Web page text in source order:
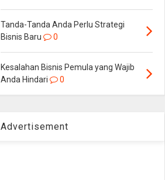
Tanda-Tanda Anda Perlu Strategi
Bisnis Baru
0
Kesalahan Bisnis Pemula yang Wajib
Anda Hindari
0
Advertisement